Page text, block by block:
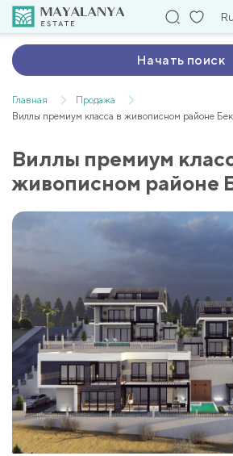
Ru
Начать поиск
Главная
Продажа
Виллы премиум класса в живописном районе
Виллы премиум
живописном районе